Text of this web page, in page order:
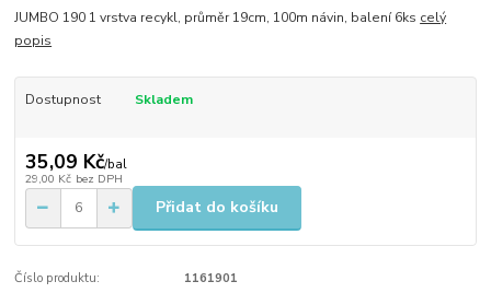
JUMBO 190 1 vrstva recykl, průměr 19cm, 100m návin, balení 6ks celý
popis
Dostupnost Skladem
35,09 Kč/bal
29,00 Kč bez DPH
Přidat do košíku
Číslo produktu: 1161901